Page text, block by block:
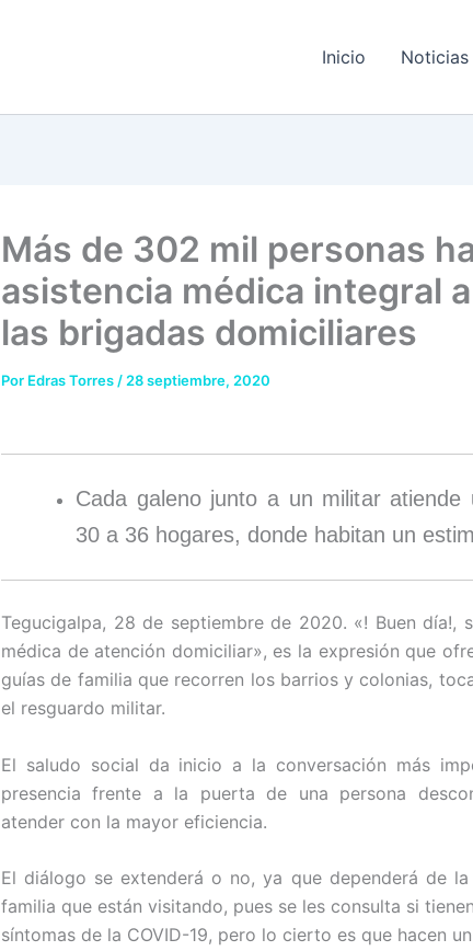
Inicio Noticias
Más de 302 mil personas
asistencia médica integral
las brigadas domiciliares
Por Edras Torres / 28 septiembre, 2020
Cada galeno junto a un militar atiende
30 a 36 hogares, donde habitan un
Tegucigalpa, 28 de septiembre de 2020. «! Buen día!,
médica de atención domiciliar», es la expresión que
guías de familia que recorren los barrios y colonias,
el resguardo militar.
El saludo social da inicio a la conversación más
presencia frente a la puerta de una persona
atender con la mayor eficiencia.
El diálogo se extenderá o no, ya que dependerá de
familia que están visitando, pues se les consulta si
síntomas de la COVID-19, pero lo cierto es que hacen